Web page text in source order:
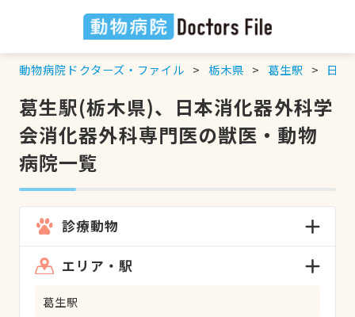
動物病院ドクターズ・ファイル 栃木県 葛生駅 日本
葛生駅(栃木県)、日本消化器外科学
会消化器外科専門医の獣医・動物
病院一覧
診療動物
エリア・駅
葛生駅